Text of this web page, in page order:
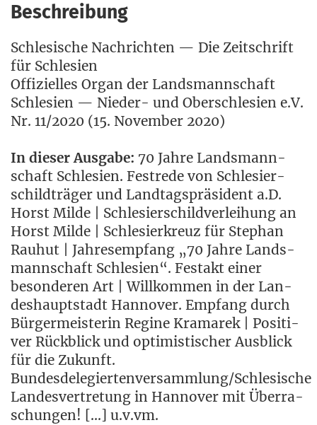
Beschreibung
Schle­si­sche Nach­rich­ten — Die Zeit­schrift
für Schlesien
Offi­zi­el­les Organ der Lands­mann­schaft
Schle­si­en — Nie­der- und Ober­schle­si­en e.V.
Nr. 11/2020 (15. Novem­ber 2020)
In die­ser Aus­ga­be: 70 Jah­re Lands­mann­
schaft Schle­si­en. Fest­re­de von Schle­si­er­
schild­trä­ger und Land­tags­prä­si­dent a.D.
Horst Mil­de | Schle­si­er­schild­ver­lei­hung an
Horst Mil­de | Schle­si­er­kreuz für Ste­phan
Rau­hut | Jah­res­emp­fang „70 Jah­re Lands­
mann­schaft Schle­si­en“. Fest­akt einer
beson­de­ren Art | Will­kom­men in der Lan­
des­haupt­stadt Han­no­ver. Emp­fang durch
Bür­ger­meis­te­rin Regi­ne Kra­ma­rek | Posi­ti­
ver Rück­blick und opti­mis­ti­scher Aus­blick
für die Zukunft.
Bundesdelegiertenversammlung/Schlesische
Lan­des­ver­tre­tung in Han­no­ver mit Über­ra­
schun­gen! […] u.v.vm.